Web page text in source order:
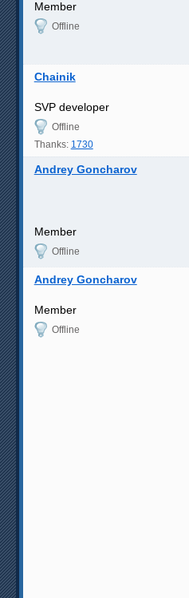
Member
Offline
Chainik
SVP developer
Offline
Thanks: 1730
Andrey Goncharov
Member
Offline
Andrey Goncharov
Member
Offline